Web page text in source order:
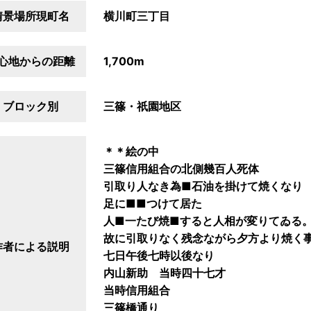
景場所現町名 横川町三丁目
地からの距離 1,700m
ブロック別 三篠・祇園地区
者による説明
＊＊絵の中
三篠信用組合の北側幾百人死体
引取り人なき為■石油を掛けて焼くなり
足に■■つけて居た
人■一たび焼■すると人相が変りてゐる。
故に引取りなく残念ながら夕方より焼く
七日午後七時以後なり
内山新助 当時四十七才
当時信用組合
三篠橋通り